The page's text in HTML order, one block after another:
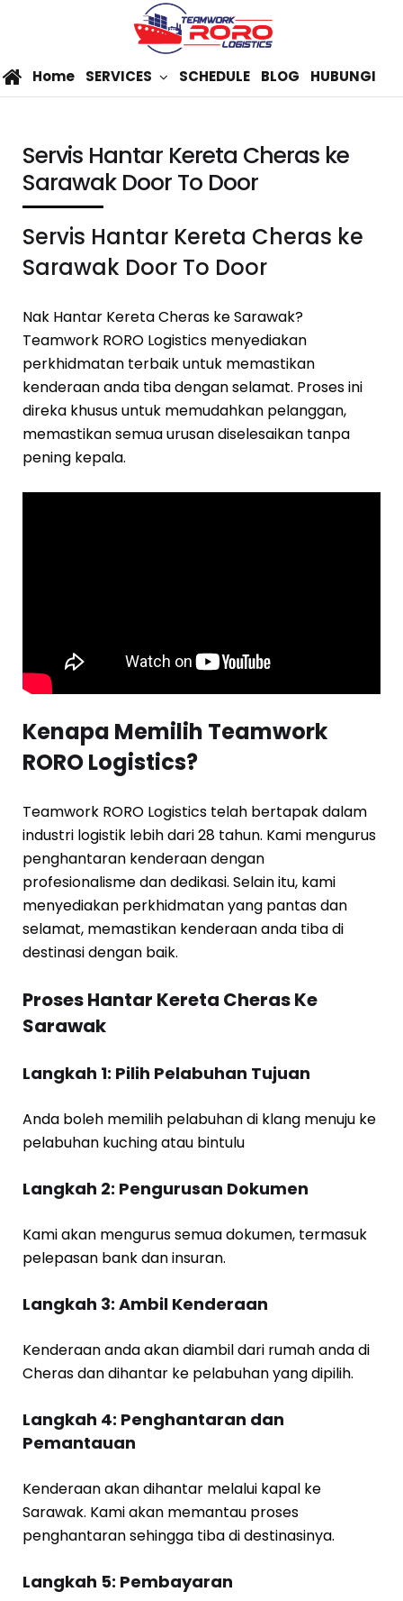
Home SERVICES SCHEDULE BLOG HUBUNGI
Servis Hantar Kereta Cheras ke
Sarawak Door To Door
Servis Hantar Kereta Cheras ke
Sarawak Door To Door
Nak Hantar Kereta Cheras ke Sarawak?
Teamwork RORO Logistics menyediakan
perkhidmatan terbaik untuk memastikan
kenderaan anda tiba dengan selamat. Proses ini
direka khusus untuk memudahkan pelanggan,
memastikan semua urusan diselesaikan tanpa
pening kepala.
Kenapa Memilih Teamwork
RORO Logistics?
Teamwork RORO Logistics telah bertapak dalam
industri logistik lebih dari 28 tahun. Kami mengurus
penghantaran kenderaan dengan
profesionalisme dan dedikasi. Selain itu, kami
menyediakan perkhidmatan yang pantas dan
selamat, memastikan kenderaan anda tiba di
destinasi dengan baik.
Proses Hantar Kereta Cheras Ke
Sarawak
Langkah 1: Pilih Pelabuhan Tujuan
Anda boleh memilih pelabuhan di klang menuju ke
pelabuhan kuching atau bintulu
Langkah 2: Pengurusan Dokumen
Kami akan mengurus semua dokumen, termasuk
pelepasan bank dan insuran.
Langkah 3: Ambil Kenderaan
Kenderaan anda akan diambil dari rumah anda di
Cheras dan dihantar ke pelabuhan yang dipilih.
Langkah 4: Penghantaran dan
Pemantauan
Kenderaan akan dihantar melalui kapal ke
Sarawak. Kami akan memantau proses
penghantaran sehingga tiba di destinasinya.
Langkah 5: Pembayaran